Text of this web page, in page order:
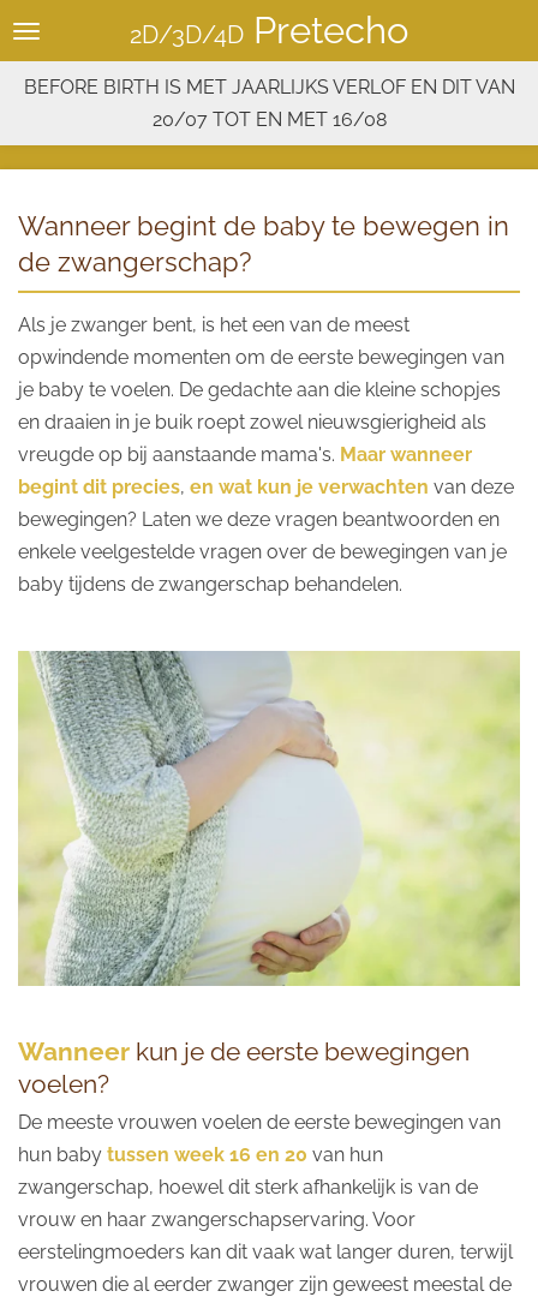
Ga
direct
naar
2D/3D/4D Pretecho
BEFORE BIRTH IS MET JAARLIJKS VERLOF EN DIT VAN
20/07 TOT EN MET 16/08
Wanneer begint de baby te bewegen in
de zwangerschap?
Als je zwanger bent, is het een van de meest
opwindende momenten om de eerste bewegingen van
je baby te voelen. De gedachte aan die kleine schopjes
en draaien in je buik roept zowel nieuwsgierigheid als
vreugde op bij aanstaande mama's. Maar wanneer
begint dit precies, en wat kun je verwachten van deze
bewegingen? Laten we deze vragen beantwoorden en
enkele veelgestelde vragen over de bewegingen van je
baby tijdens de zwangerschap behandelen.
Wanneer kun je de eerste bewegingen
voelen?
De meeste vrouwen voelen de eerste bewegingen van
hun baby tussen week 16 en 20 van hun
zwangerschap, hoewel dit sterk afhankelijk is van de
vrouw en haar zwangerschapservaring. Voor
eerstelingmoeders kan dit vaak wat langer duren, terwijl
vrouwen die al eerder zwanger zijn geweest meestal de